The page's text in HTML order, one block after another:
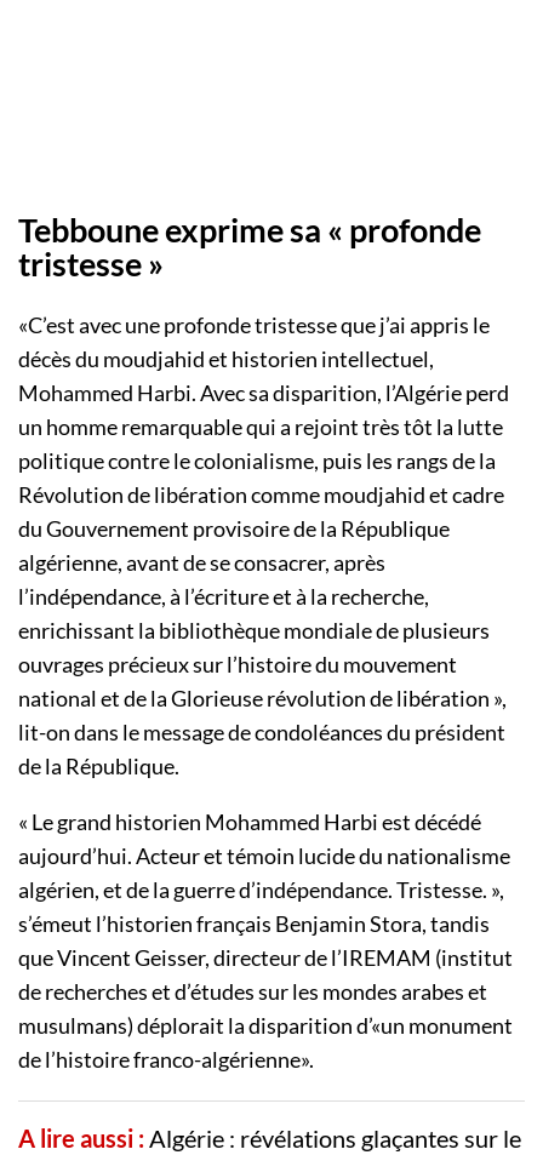
Tebboune exprime sa « profonde
tristesse »
«C’est avec une profonde tristesse que j’ai appris le
décès du moudjahid et historien intellectuel,
Mohammed Harbi. Avec sa disparition, l’Algérie perd
un homme remarquable qui a rejoint très tôt la lutte
politique contre le colonialisme, puis les rangs de la
Révolution de libération comme moudjahid et cadre
du Gouvernement provisoire de la République
algérienne, avant de se consacrer, après
l’indépendance, à l’écriture et à la recherche,
enrichissant la bibliothèque mondiale de plusieurs
ouvrages précieux sur l’histoire du mouvement
national et de la Glorieuse révolution de libération »,
lit-on dans le message de condoléances du président
de la République.
« Le grand historien Mohammed Harbi est décédé
aujourd’hui. Acteur et témoin lucide du nationalisme
algérien, et de la guerre d’indépendance. Tristesse. »,
s’émeut l’historien français Benjamin Stora, tandis
que Vincent Geisser, directeur de l’IREMAM (institut
de recherches et d’études sur les mondes arabes et
musulmans) déplorait la disparition d’«un monument
de l’histoire franco-algérienne».
A lire aussi :Algérie : révélations glaçantes sur le